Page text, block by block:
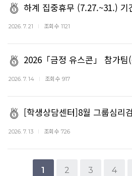
하계 집중휴무 (7.27.~31.)
2026. 7. 21 조회수 1121
2026「금정 유스콘」 참가팀
2026. 7. 14 조회수 917
[학생상담센터]8월 그룹심리
2026. 7. 13 조회수 726
1 2 3 4